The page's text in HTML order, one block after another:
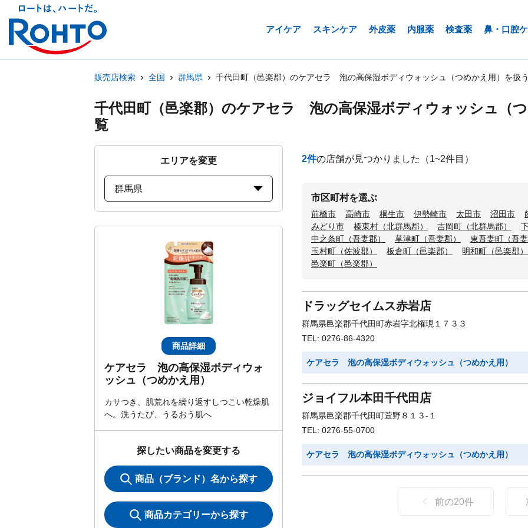
アイケア スキンケア 外皮薬 内服薬 検査薬 鼻・口腔
販売店検索 全国 群馬県 千代田町（邑楽郡）のケアセラ 泡の高保湿ボディウォッシュ（つめかえ用）を扱
千代田町（邑楽郡）のケアセラ 泡の高保湿ボディウォッシュ（
覧
エリアを変更
群馬県
商品詳細
ケアセラ 泡の高保湿ボディウォ
ッシュ（つめかえ用）
カサつき、肌荒れを繰り返すしつこい乾燥肌
へ。洗うたび、うるおう肌へ
探したい商品を変更する
商品（ブランド）名から探す
商品カテゴリーから探す
2件の店舗が見つかりました （1~2件目）
市区町村を選ぶ
前橋市 高崎市 桐生市 伊勢崎市 太田市 沼田市
みどり市
榛東村（北群馬郡） 吉岡町（北群馬郡）
中之条町（吾妻郡）
草津町（吾妻郡） 東吾妻町（吾妻
玉村町（佐波郡）
板倉町（邑楽郡） 明和町（邑楽郡）
邑楽町（邑楽郡）
ドラッグセイムス赤岩店
群馬県邑楽郡千代田町赤岩字北権現１７３３
TEL: 0276-86-4320
ケアセラ 泡の高保湿ボディウォッシュ（つめかえ用）
ジョイフル本田千代田店
群馬県邑楽郡千代田町萱野８１３-１
TEL: 0276-55-0700
ケアセラ 泡の高保湿ボディウォッシュ（つめかえ用）
前の20件